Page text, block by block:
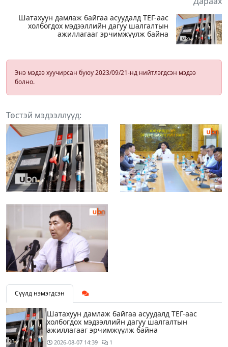
Шатахуун дамлаж байгаа асуудалд ТЕГ-аас
холбогдох мэдээллийн дагуу шалгалтын
ажиллагааг эрчимжүүлж байна
Энэ мэдээ хуучирсан буюу 2023/09/21-нд нийтлэгдсэн мэдээ
болно.
Төстэй мэдээллүүд:
Сүүлд нэмэгдсэн
Шатахуун дамлаж байгаа асуудалд ТЕГ-аас
холбогдох мэдээллийн дагуу шалгалтын
ажиллагааг эрчимжүүлж байна
2026-08-07 14:39 1